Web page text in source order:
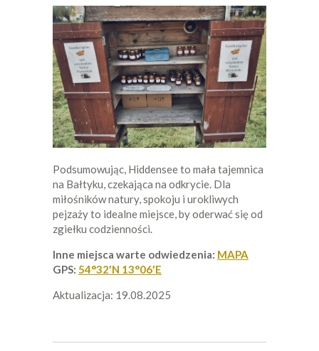
Podsumowując, Hiddensee to mała tajemnica
na Bałtyku, czekająca na odkrycie. Dla
miłośników natury, spokoju i urokliwych
pejzaży to idealne miejsce, by oderwać się od
zgiełku codzienności.
Inne miejsca warte odwiedzenia: MAPA
GPS: 54°32′N 13°06′E
Aktualizacja: 19.08.2025